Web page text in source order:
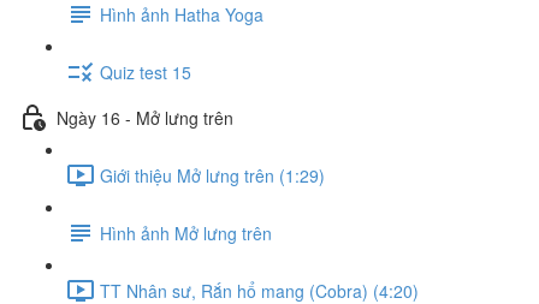
Hình ảnh Hatha Yoga
Quiz test 15
Ngày 16 - Mở lưng trên
Giới thiệu Mở lưng trên (1:29)
Hình ảnh Mở lưng trên
TT Nhân sư, Rắn hổ mang (Cobra) (4:20)